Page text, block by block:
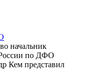
начальник
по ДФО
Кем представил